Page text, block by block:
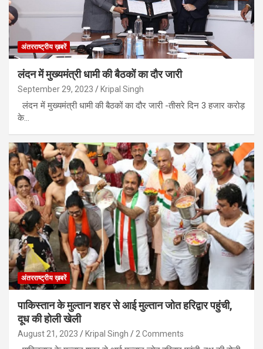
अंतरराष्ट्रीय ख़बरें
लंदन में मुख्यमंत्री धामी की बैठकों का दौर जारी
September 29, 2023 Kripal Singh
लंदन में मुख्यमंत्री धामी की बैठकों का दौर जारी -तीसरे दिन 3 हजार करोड़
के…
अंतरराष्ट्रीय ख़बरें
पाकिस्तान के मुल्तान शहर से आई मुल्तान जोत हरिद्वार पहुंची,
दूध की होली खेली
August 21, 2023 Kripal Singh 2 Comments